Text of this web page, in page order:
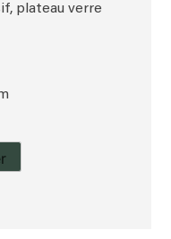
plateau verre